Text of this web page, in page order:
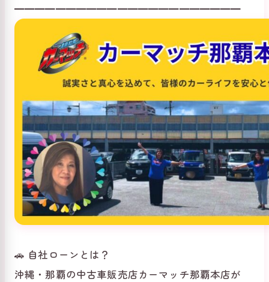
━━━━━━━━━━━━━━━━━━━━━━
🚗 自社ローンとは？
沖縄・那覇の中古車販売店カーマッチ那覇本店が